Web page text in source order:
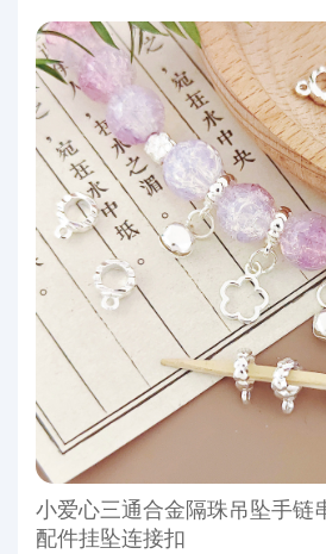
小爱心三通合金隔珠吊坠手链
配件挂坠连接扣